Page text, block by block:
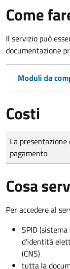
Come
Il servizio può
documentazione
Moduli da
Costi
Tipo di pagamento
Importo
La
pagamento
Cosa
Per accedere al
SPID
d’identità
(CNS)
tutta la